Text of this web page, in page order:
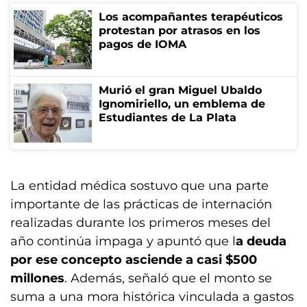
Los acompañantes terapéuticos
protestan por atrasos en los
pagos de IOMA
Murió el gran Miguel Ubaldo
Ignomiriello, un emblema de
Estudiantes de La Plata
La entidad médica sostuvo que una parte
importante de las prácticas de internación
realizadas durante los primeros meses del
año continúa impaga y apuntó que la deuda
por ese concepto asciende a casi $500
millones. Además, señaló que el monto se
suma a una mora histórica vinculada a gastos